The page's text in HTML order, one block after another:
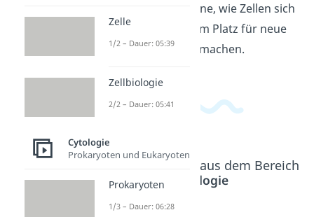
Gesundheit ist. Lerne, wie Zellen sich
selbst zerstören, um Platz für neue
gesunde Zellen zu machen.
Beliebte Inhalte aus dem Bereich
Cytologie
Zelle
1/2 – Dauer: 05:39
Zellbiologie
2/2 – Dauer: 05:41
Cytologie
Prokaryoten und Eukaryoten
Prokaryoten
1/3 – Dauer: 06:28